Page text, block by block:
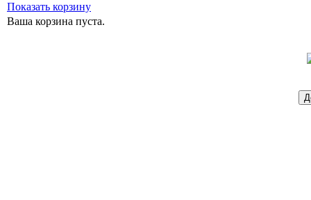
Показать корзину
Ваша корзина пуста.